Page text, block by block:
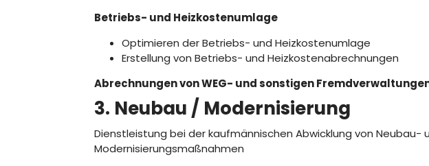
Betriebs- und Heizkostenumlage
Optimieren der Betriebs- und Heizkostenumlage
Erstellung von Betriebs- und Heizkostenabrechnungen
Abrechnungen von WEG- und sonstigen
3. Neubau / Modernisierung
Dienstleistung bei der kaufmännischen Abwicklung von Neubau-
Modernisierungsmaßnahmen